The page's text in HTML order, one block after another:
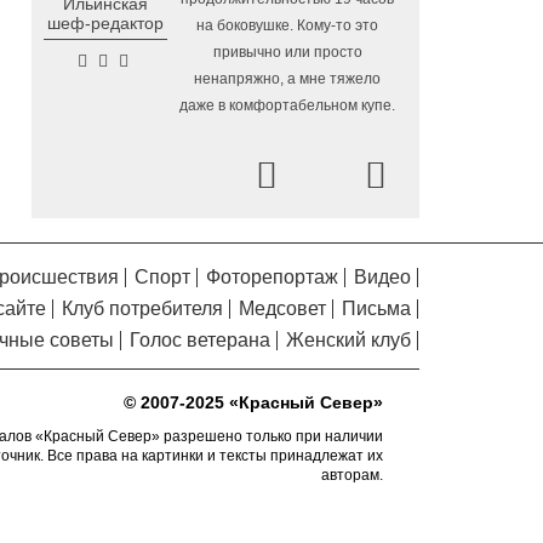
Алчевска в Вологодской области
6.08.2026 16:20
Сельские труженики
Тотемского округа получат жилье с
правом выкупа за один процент
Вологодчины ко Дню физкультурника
6.08.2026 14:31
Робот Макс на Госуслугах
поможет вологжанам оформить выплату
на первоклассника
6.08.2026 14:00
Вологодская область
подтвердила курс на полное обеспечение
лесовосстановления семенным
шеф-редактор
на боковушке. Кому-то это
привычно или просто
ненапряжно, а мне тяжело
даже в комфортабельном купе.
Спорт Фоторепортаж
Видео
Клуб потребителя Медсовет
Письма
советы
Голос ветерана Женский клуб
© 2007-2025 «Красный Север»
«Красный Север» разрешено только при наличии
Все права на картинки и тексты принадлежат их
авторам.